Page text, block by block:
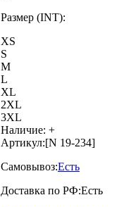
Размер (INT):
XS
S
M
L
XL
2XL
3XL
Наличие: +
Артикул:[N 19-234]
Самовывоз:Есть
Доставка по РФ:Есть